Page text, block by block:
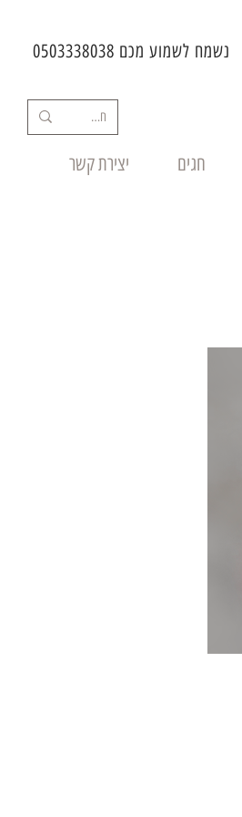
נשמח לשמוע מכם 0503338038
חגים יצירת קשר